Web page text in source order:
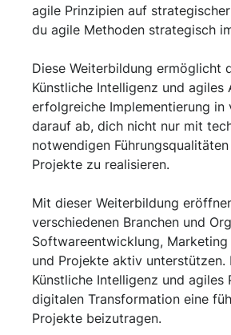
agile Prinzipien auf
du agile Methoden strategisch
Diese Weiterbildung ermöglicht
Künstliche Intelligenz und
erfolgreiche Implementierung in
darauf ab, dich nicht nur mit
notwendigen
Projekte zu realisieren.
Mit dieser Weiterbildung
verschiedenen Branchen und
Softwareentwicklung,
und Projekte aktiv unterstützen.
Künstliche Intelligenz und
digitalen Transformation eine
Projekte beizutragen.